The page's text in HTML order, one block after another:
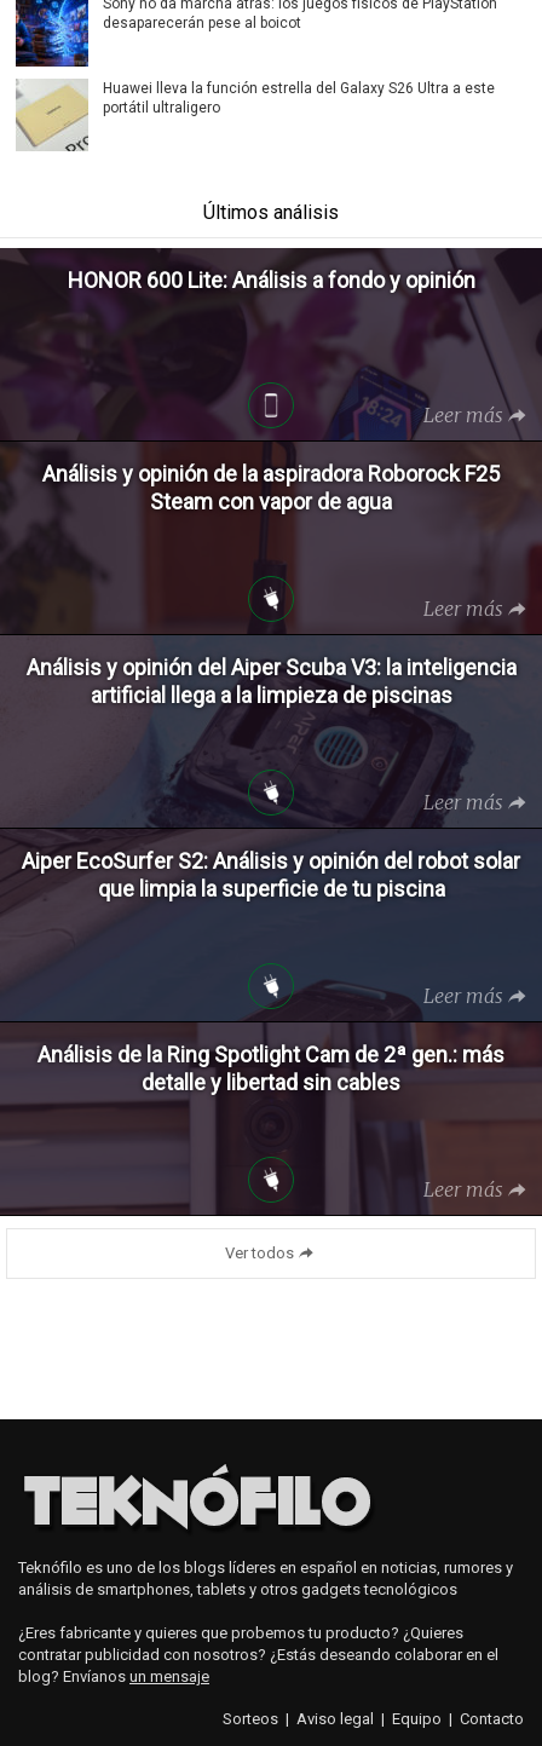
Sony no da marcha atrás: los juegos físicos de PlayStation
desaparecerán pese al boicot
Huawei lleva la función estrella del Galaxy S26 Ultra a este
portátil ultraligero
Últimos análisis
HONOR 600 Lite: Análisis a fondo y opinión
Leer más
Análisis y opinión de la aspiradora Roborock F25
Steam con vapor de agua
Leer más
Análisis y opinión del Aiper Scuba V3: la inteligencia
artificial llega a la limpieza de piscinas
Leer más
Aiper EcoSurfer S2: Análisis y opinión del robot solar
que limpia la superficie de tu piscina
Leer más
Análisis de la Ring Spotlight Cam de 2ª gen.: más
detalle y libertad sin cables
Leer más
Ver todos
Teknófilo es uno de los blogs líderes en español en noticias, rumores y
análisis de smartphones, tablets y otros gadgets tecnológicos
¿Eres fabricante y quieres que probemos tu producto? ¿Quieres
contratar publicidad con nosotros? ¿Estás deseando colaborar en el
blog? Envíanos un mensaje
Sorteos | Aviso legal | Equipo | Contacto